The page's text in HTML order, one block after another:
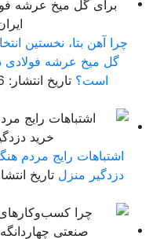
چرا آهن بتا، نخستین
گل میخ عرشه فولادی
است؟
اشتباهات رایج مردم
دزدگیر منزل